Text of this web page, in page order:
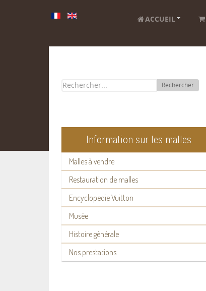
ACCUEIL
Rechercher
Information sur les malles
Malles à vendre
Restauration de malles
Encyclopedie Vuitton
Musée
Histoire générale
Nos prestations